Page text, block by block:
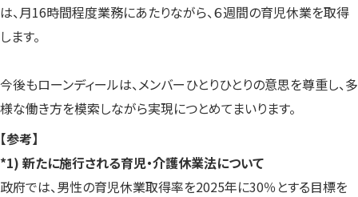
は、月16時間程度業務にあたりながら、６週間の育児休業を取得
します。
今後もローンディールは、メンバーひとりひとりの意思を尊重し、多
様な働き方を模索しながら実現につとめてまいります。
【参考】
*1) 新たに施行される育児・介護休業法について
政府では、男性の育児休業取得率を2025年に30％とする目標を